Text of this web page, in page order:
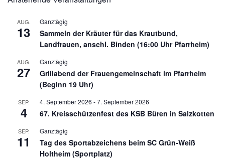
AUG.
13
Ganztägig
Sammeln der Kräuter für das Krautbund,
Landfrauen, anschl. Binden (16:00 Uhr Pfarrheim)
AUG.
27
Ganztägig
Grillabend der Frauengemeinschaft im Pfarrheim
(Beginn 19 Uhr)
SEP.
4
4. September 2026 -7. September 2026
67. Kreisschützenfest des KSB Büren in Salzkotten
SEP.
11
Ganztägig
Tag des Sportabzeichens beim SC Grün-Weiß
Holtheim (Sportplatz)